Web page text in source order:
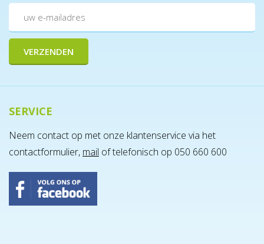
SERVICE
Neem contact op met onze klantenservice via het
contactformulier, mail of telefonisch op 050 660 600